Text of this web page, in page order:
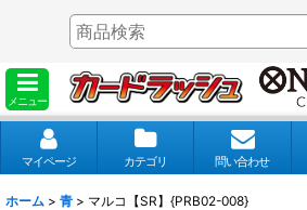
メニュー
マイページ カテゴリ 問い合わせ
ホーム > 青 > マルコ【SR】{PRB02-008}